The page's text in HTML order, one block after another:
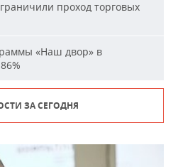
проход торговых
«Наш двор» в
ЗА СЕГОДНЯ